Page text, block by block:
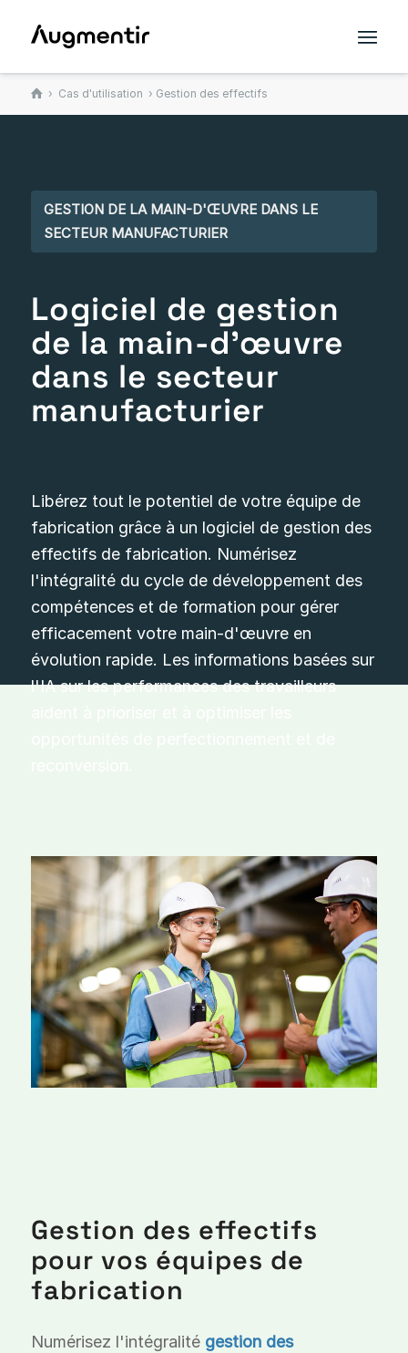
› Cas d'utilisation › Gestion des effectifs
GESTION DE LA MAIN-D'ŒUVRE DANS LE
SECTEUR MANUFACTURIER
Logiciel de gestion
de la main-d'œuvre
dans le secteur
manufacturier
Libérez tout le potentiel de votre équipe de
fabrication grâce à un logiciel de gestion des
effectifs de fabrication. Numérisez
l'intégralité du cycle de développement des
compétences et de formation pour gérer
efficacement votre main-d'œuvre en
évolution rapide. Les informations basées sur
l'IA sur les performances des travailleurs
Gestion des effectifs
pour vos équipes de
fabrication
Numérisez l'intégralité gestion des